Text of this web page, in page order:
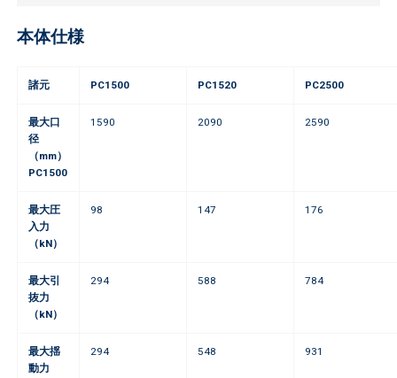
本体仕様
諸元 PC1500 PC1520 PC2500
最大口
径
（mm）
PC1500
1590 2090 2590
最大圧
入力
（kN）
98 147 176
最大引
抜力
（kN）
294 588 784
最大揺
動力
294 548 931